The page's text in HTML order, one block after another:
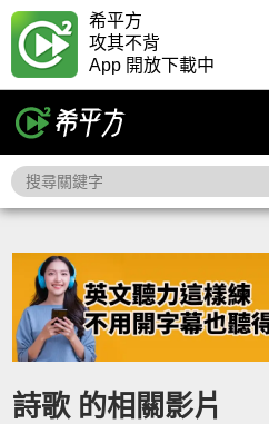
希平方
攻其不背
App 開放下載中
詩歌 的相關影片